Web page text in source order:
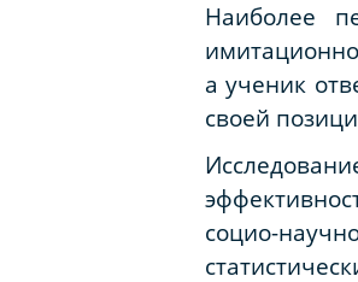
Наиболее
а ученик
своей
социо-